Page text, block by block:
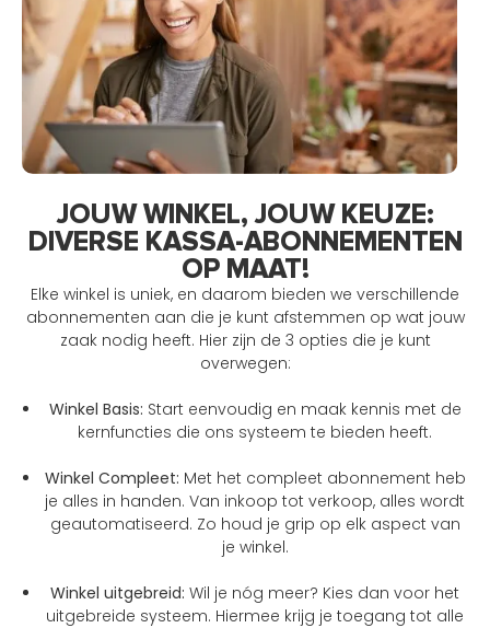
JOUW WINKEL, JOUW KEUZE:
DIVERSE KASSA-ABONNEMENTEN
OP MAAT!
Elke winkel is uniek, en daarom bieden we verschillende
abonnementen aan die je kunt afstemmen op wat jouw
zaak nodig heeft. Hier zijn de 3 opties die je kunt
overwegen:
Winkel Basis: Start eenvoudig en maak kennis met de
kernfuncties die ons systeem te bieden heeft.
Winkel Compleet: Met het compleet abonnement heb
je alles in handen. Van inkoop tot verkoop, alles wordt
geautomatiseerd. Zo houd je grip op elk aspect van
je winkel.
Winkel uitgebreid: Wil je nóg meer? Kies dan voor het
uitgebreide systeem. Hiermee krijg je toegang tot alle